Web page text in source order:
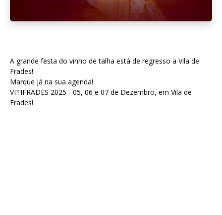
A grande festa do vinho de talha está de regresso a Vila de
Frades!
Marque já na sua agenda!
VITIFRADES 2025 - 05, 06 e 07 de Dezembro, em Vila de
Frades!